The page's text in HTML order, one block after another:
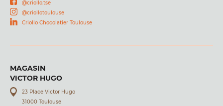
@criollo.tse
@criollotoulouse
Criollo Chocolatier Toulouse
MAGASIN
VICTOR HUGO
23 Place Victor Hugo
31000 Toulouse